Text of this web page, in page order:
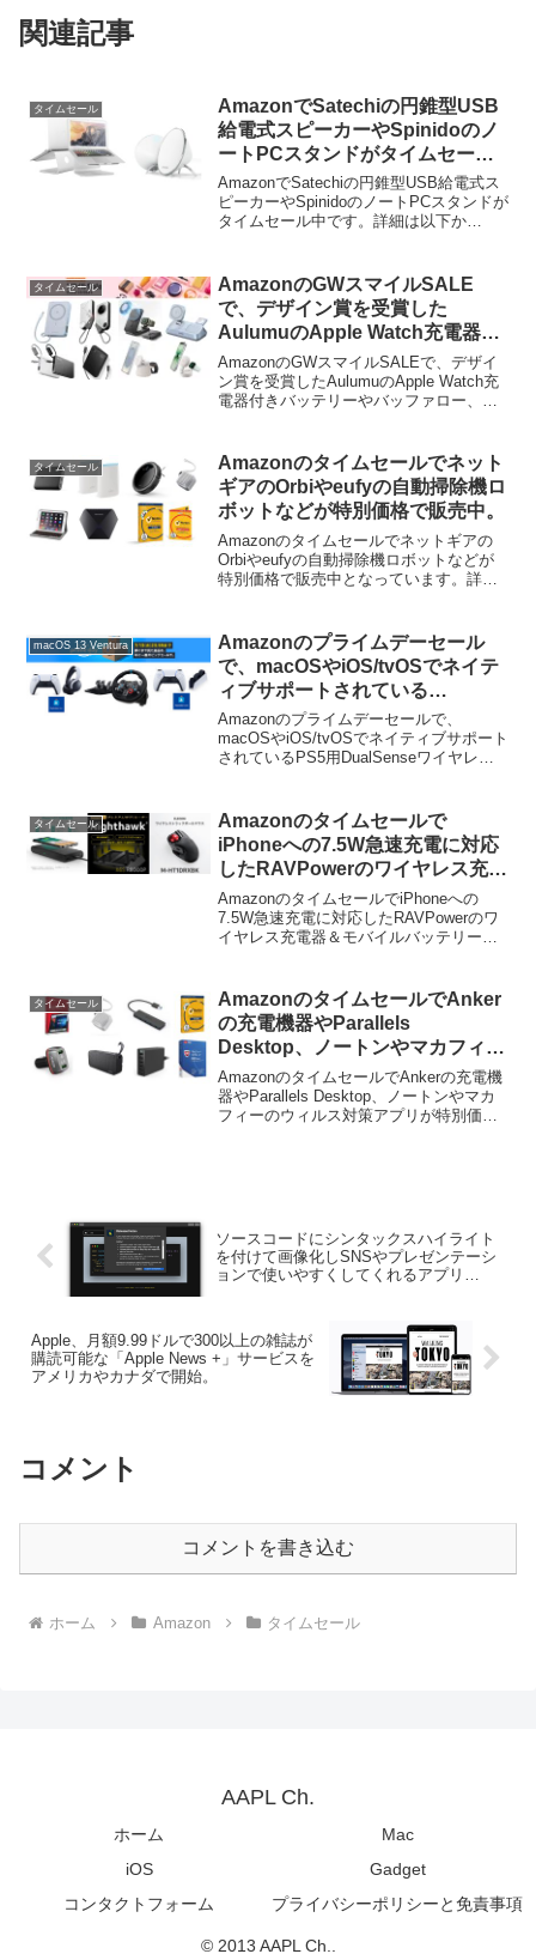
関連記事
タイムセール
AmazonでSatechiの円錐型USB
給電式スピーカーやSpinidoのノ
ートPCスタンドがタイムセール
中。
AmazonでSatechiの円錐型USB給電式ス
ピーカーやSpinidoのノートPCスタンドが
タイムセール中です。詳細は以下か
PCスタンドのタイム...
タイムセール
AmazonのGWスマイルSALE
で、デザイン賞を受賞した
AulumuのApple Watch充電器付
きバッテリーやバッファロー、
CIOの半固体モバイルバッテリ
ー、Qi2 25Wに対応したBelkinや
セール中。
AmazonのGWスマイルSALEで、デザイ
ン賞を受賞したAulumuのApple Watch充
電器付きバッテリーやバッファロー、
ス充電器がタイムセール...
タイムセール
Amazonのタイムセールでネット
ギアのOrbiやeufyの自動掃除機ロ
ボットなどが特別価格で販売中。
Amazonのタイムセールでネットギアの
Orbiやeufyの自動掃除機ロボットなどが
特別価格で販売中となっています。詳細
macOS 13 Ventura
Amazonのプライムデーセール
で、macOSやiOS/tvOSでネイテ
ィブサポートされている
「DualSenseワイヤレスコントロ
ーラー」やサポート予定のハンコ
ン「Logitech G29」が特別価格
Amazonのプライムデーセールで、
macOSやiOS/tvOSでネイティブサポート
されているPS5用DualSenseワイヤレス
価格で販売されています...
タイムセール
Amazonのタイムセールで
iPhoneへの7.5W急速充電に対応
したRAVPowerのワイヤレス充電
器＆モバイルバッテリーなどが特
別価格で販売中。
AmazonのタイムセールでiPhoneへの
7.5W急速充電に対応したRAVPowerのワ
イヤレス充電器＆モバイルバッテリーな
タイムセール
AmazonのタイムセールでAnker
の充電機器やParallels
Desktop、ノートンやマカフィー
のウィルス対策アプリが特別価格
で販売中。
AmazonのタイムセールでAnkerの充電機
器やParallels Desktop、ノートンやマカ
フィーのウィルス対策アプリが特別価格
ソースコードにシンタックスハイライト
を付けて画像化しSNSやプレゼンテーシ
ョンで使いやすくしてくれるアプリ
Apple、月額9.99ドルで300以上の雑誌が
購読可能な「Apple News +」サービスを
アメリカやカナダで開始。
コメント
コメントを書き込む
ホーム Amazon タイムセール
AAPL Ch.
ホーム
Mac
iOS
Gadget
コンタクトフォーム
プライバシーポリシーと免責事項
© 2013 AAPL Ch..